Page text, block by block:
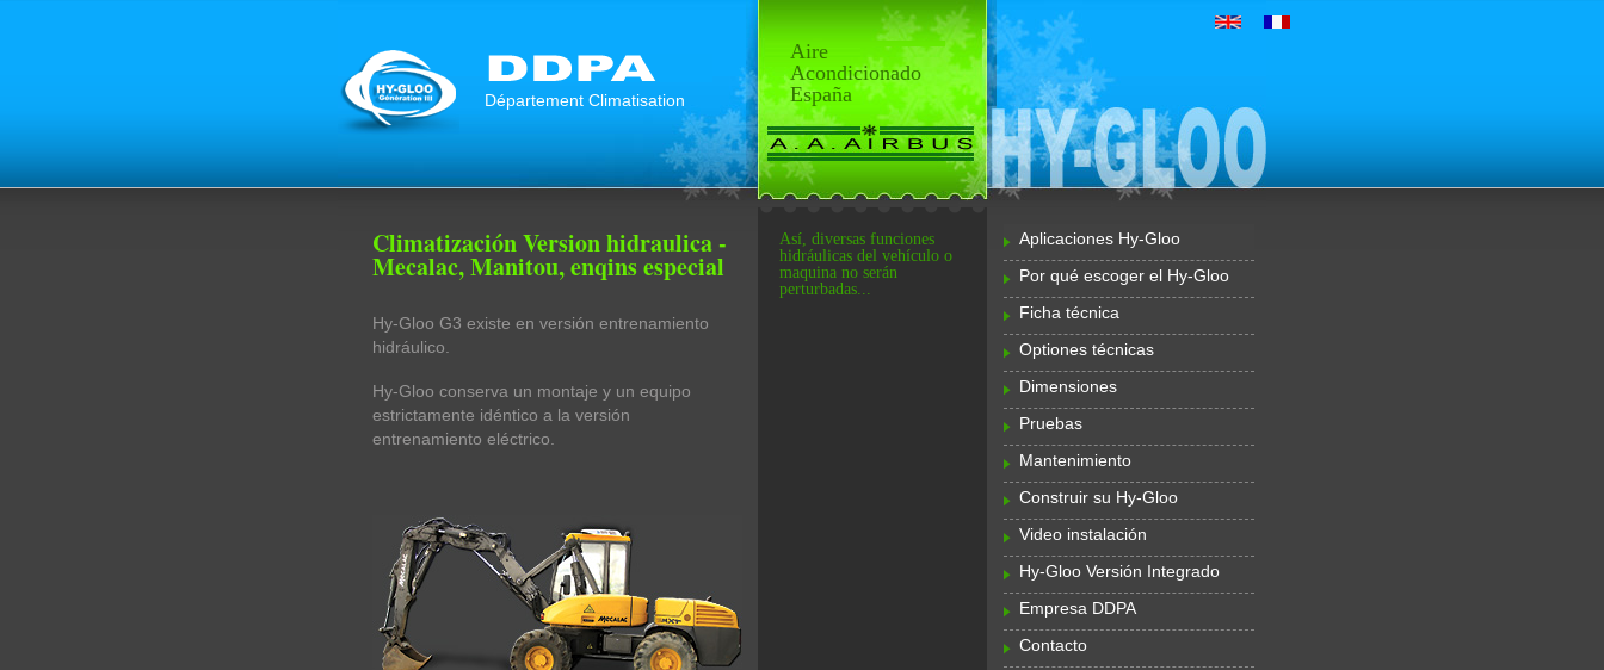
Département Climatisation
Aplicaciones Hy-Gloo
Por qué escoger el Hy-Gloo
Ficha técnica
Optiones técnicas
Dimensiones
Pruebas
Mantenimiento
Construir su Hy-Gloo
Video instalación
Hy-Gloo Versión Integrado
Empresa DDPA
Contacto
Aire
Acondicionado
España
Climatización Version hidraulica -
Mecalac, Manitou, enqins especial
Hy-Gloo G3 existe en versión entrenamiento
hidráulico.
Hy-Gloo conserva un montaje y un equipo
estrictamente idéntico a la versión
entrenamiento eléctrico.
Así, diversas funciones
hidráulicas del vehículo o
maquina no serán
perturbadas...